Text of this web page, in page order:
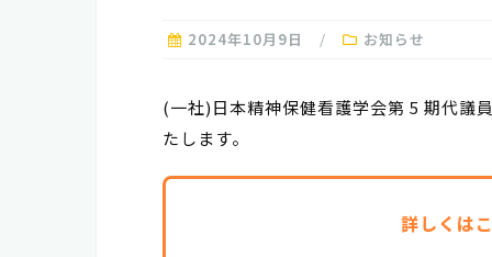
2024年10月9日 お知らせ
(一社)日本精神保健看護学会第 5 期代議
たします。
詳しくは